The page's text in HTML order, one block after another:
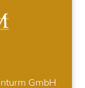
GmbH